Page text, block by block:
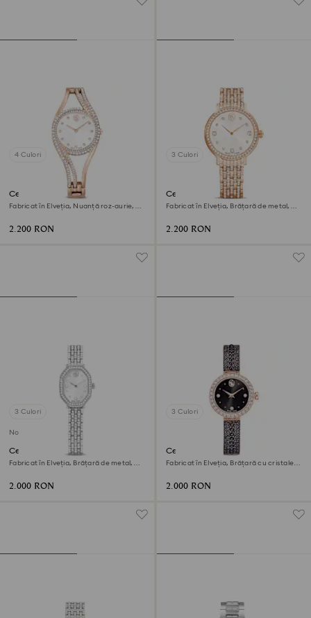
4 Culori
Ceas brățară Hyperbola
Fabricat în Elveția, Nuanță roz-aurie,
2.200 RON
3 Culori
Ceas Imber
Fabricat în Elveția, Brățară de metal,
2.200 RON
3 Culori
Nou
Ceas Dextera octagon
Fabricat în Elveția, Brățară de metal,
2.000 RON
3 Culori
Ceas Matrix pearl bangle
Fabricat în Elveția, Brățară cu cristale,
2.000 RON